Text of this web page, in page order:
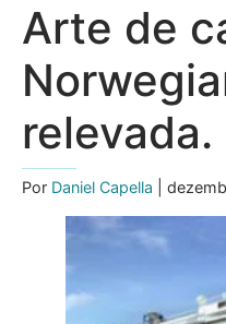
Arte de
relevada.
Por Daniel Capella |